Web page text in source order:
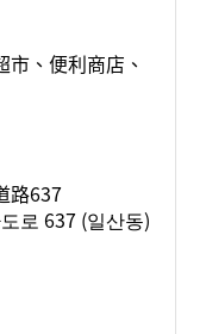
、便利商店、
路637
로 637 (일산동)